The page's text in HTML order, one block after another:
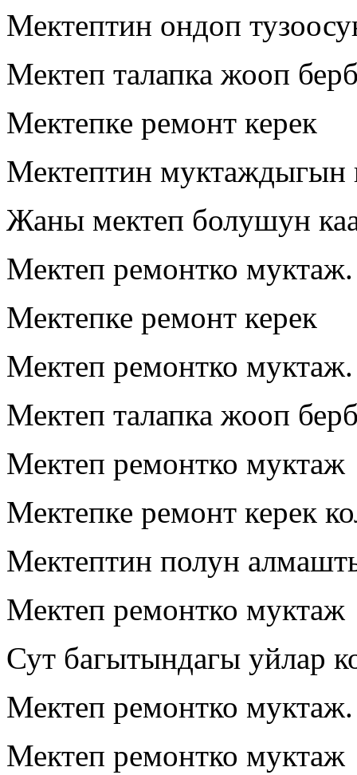
Мектептин ондоп
Мектеп талапка жооп
Мектепке ремонт керек
Мектептин муктаждыгын
Жаны мектеп болушун
Мектеп ремонтко муктаж.
Мектепке ремонт керек
Мектеп ремонтко муктаж.
Мектеп талапка жооп
Мектеп ремонтко муктаж
Мектепке ремонт керек
Мектептин полун
Мектеп ремонтко муктаж
Сут багытындагы уйлар
Мектеп ремонтко
Мектеп ремонтко муктаж